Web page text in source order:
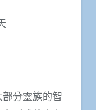
分靈族的智